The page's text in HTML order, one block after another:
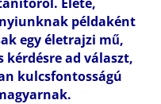
példaként
egy életrajzi mű,
kérdésre ad választ,
kulcsfontosságú